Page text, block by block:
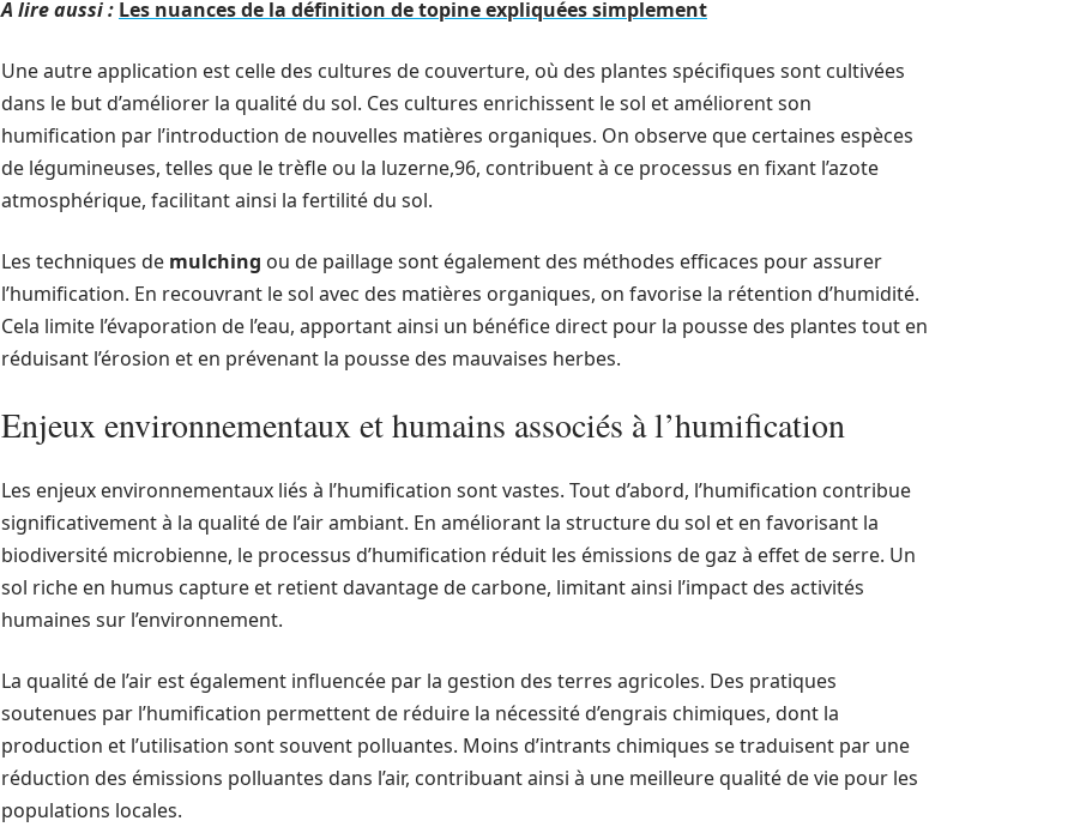
A lire aussi : Les nuances de la définition de topine expliquées simplement
Une autre application est celle des cultures de couverture, où des plantes spécifiques sont cultivées
dans le but d’améliorer la qualité du sol. Ces cultures enrichissent le sol et améliorent son
humification par l’introduction de nouvelles matières organiques. On observe que certaines espèces
de légumineuses, telles que le trèfle ou la luzerne,96, contribuent à ce processus en fixant l’azote
atmosphérique, facilitant ainsi la fertilité du sol.
Les techniques de mulching ou de paillage sont également des méthodes efficaces pour assurer
l’humification. En recouvrant le sol avec des matières organiques, on favorise la rétention d’humidité.
Cela limite l’évaporation de l’eau, apportant ainsi un bénéfice direct pour la pousse des plantes tout en
réduisant l’érosion et en prévenant la pousse des mauvaises herbes.
Enjeux environnementaux et humains associés à l’humification
Les enjeux environnementaux liés à l’humification sont vastes. Tout d’abord, l’humification contribue
significativement à la qualité de l’air ambiant. En améliorant la structure du sol et en favorisant la
biodiversité microbienne, le processus d’humification réduit les émissions de gaz à effet de serre. Un
sol riche en humus capture et retient davantage de carbone, limitant ainsi l’impact des activités
humaines sur l’environnement.
La qualité de l’air est également influencée par la gestion des terres agricoles. Des pratiques
soutenues par l’humification permettent de réduire la nécessité d’engrais chimiques, dont la
production et l’utilisation sont souvent polluantes. Moins d’intrants chimiques se traduisent par une
réduction des émissions polluantes dans l’air, contribuant ainsi à une meilleure qualité de vie pour les
populations locales.